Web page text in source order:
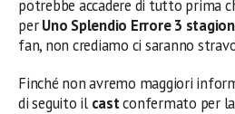
potrebbe accadere di tutto prima
perUno Splendio Errore 3
fan, non crediamo ci saranno
Finché non avremo maggiori
di seguito il castconfermato per la